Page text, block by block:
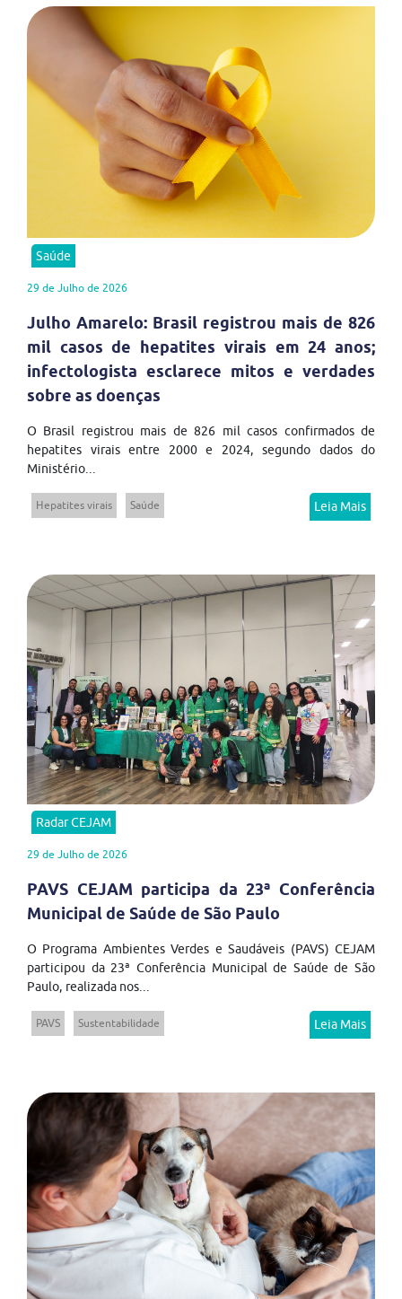
Saúde
29 de Julho de 2026
Julho Amarelo: Brasil registrou mais de 826
mil casos de hepatites virais em 24 anos;
infectologista esclarece mitos e verdades
sobre as doenças
O Brasil registrou mais de 826 mil casos confirmados de
hepatites virais entre 2000 e 2024, segundo dados do
Ministério...
Hepatites virais Saúde Leia Mais
Radar CEJAM
29 de Julho de 2026
PAVS CEJAM participa da 23ª Conferência
Municipal de Saúde de São Paulo
O Programa Ambientes Verdes e Saudáveis (PAVS) CEJAM
participou da 23ª Conferência Municipal de Saúde de São
Paulo, realizada nos...
PAVS Sustentabilidade Leia Mais